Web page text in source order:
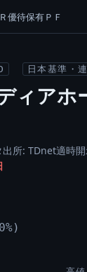
優待保有ＰＦ
日本基準・
ィア
所: TDnet適時開